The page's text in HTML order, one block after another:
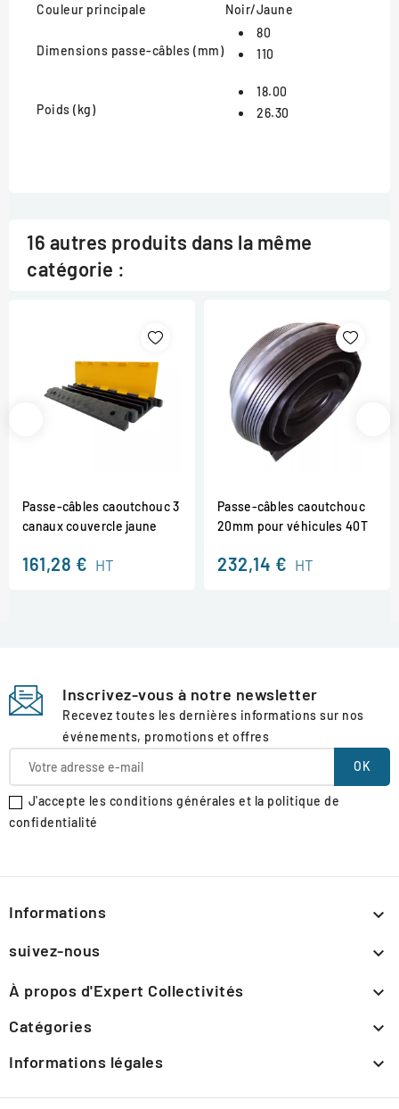
Couleur principale
Noir/Jaune
Dimensions passe-câbles (mm)
80
110
Poids (kg)
18.00
26.30
16 autres produits dans la même
catégorie :
Passe-câbles caoutchouc 3
canaux couvercle jaune
161,28 € HT
Passe-câbles caoutchouc
20mm pour véhicules 40T
232,14 € HT
Inscrivez-vous à notre newsletter
Recevez toutes les dernières informations sur nos
événements, promotions et offres
J'accepte les conditions générales et la politique de
confidentialité
Informations 
suivez-nous 
À propos d'Expert Collectivités 
Catégories 
Informations légales 